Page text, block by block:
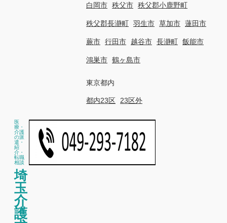
白岡市 秩父市 秩父郡小鹿野町
秩父郡長瀞町 羽生市 草加市 蓮田市
蕨市 行田市 越谷市 長瀞町 飯能市
鴻巣市 鶴ヶ島市
東京都内
都内23区 23区外
医
療・
介護
の派
遣・
紹
介・
転職
相談
埼
玉
介
護